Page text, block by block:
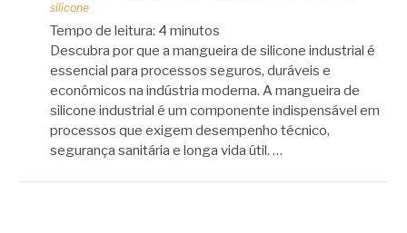
silicone
Tempo de leitura: 4 minutos
Descubra por que a mangueira de silicone industrial é
essencial para processos seguros, duráveis e
econômicos na indústria moderna. A mangueira de
silicone industrial é um componente indispensável em
processos que exigem desempenho técnico,
segurança sanitária e longa vida útil. …